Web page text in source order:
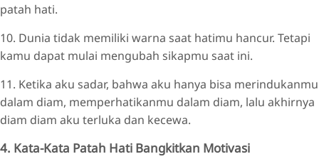
patah hati.
10. Dunia tidak memiliki warna saat hatimu hancur. Tetapi
kamu dapat mulai mengubah sikapmu saat ini.
11. Ketika aku sadar, bahwa aku hanya bisa merindukanmu
dalam diam, memperhatikanmu dalam diam, lalu akhirnya
diam diam aku terluka dan kecewa.
4. Kata-Kata Patah Hati Bangkitkan Motivasi